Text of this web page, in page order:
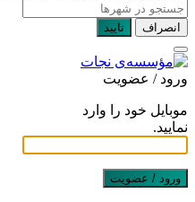
انصراف تایید
ورود / عضویت
موبایل خود را وارد
نمایید.
ورود / عضویت